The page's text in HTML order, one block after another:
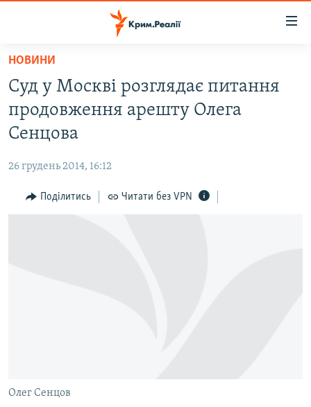
Перейти
основного
матеріалу
Перейти
до
основної
навігації
Перейти
до
ВОДА.КРИМ
ВІДЕО ТА ФОТО
БЛОГИ
ПОГЛЯД
ІНФОГРАФІКА
ДОЛУЧАЙСЯ!
НОВИНИ
Суд у Москві розглядає питання
продовження арешту Олега
Сенцова
26 грудень 2014, 16:12
Поділитись Читати без VPN
Олег Сенцов